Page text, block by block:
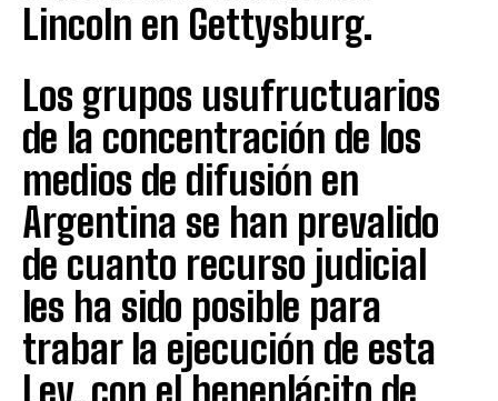
Lincoln en Gettysburg.
Los grupos usufructuarios
de la concentración de los
medios de difusión en
Argentina se han prevalido
de cuanto recurso judicial
les ha sido posible para
trabar la ejecución de esta
Ley, con el beneplácito de